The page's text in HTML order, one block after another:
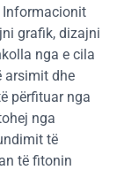
Informacionit
grafik, dizajni
nga e cila
arsimit dhe
përfituar nga
nga
të
të fitonin